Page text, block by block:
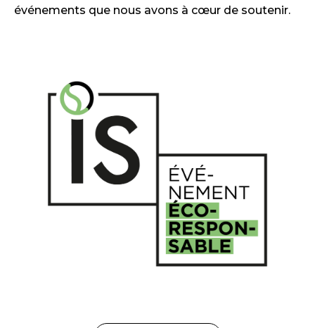
événements que nous avons à cœur de soutenir.